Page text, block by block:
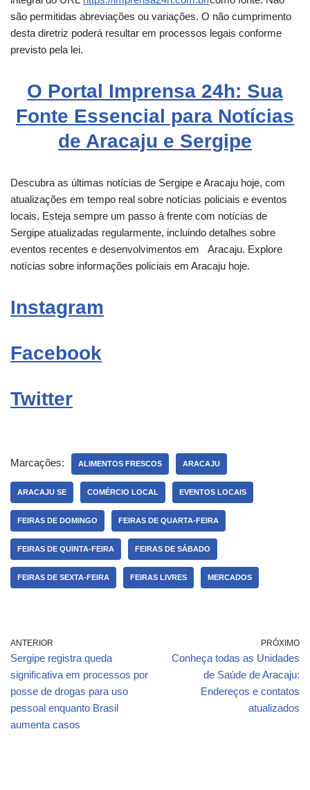
são permitidas abreviações ou variações. O não cumprimento
desta diretriz poderá resultar em processos legais conforme
previsto pela lei.
O Portal Imprensa 24h: Sua
Fonte Essencial para Notícias
de Aracaju e Sergipe
Descubra as últimas notícias de Sergipe eAracaju hoje, com
atualizações em tempo real sobre notícias policiais e eventos
locais. Esteja sempre um passo à frente com notícias de
Sergipe atualizadas regularmente, incluindo detalhes sobre
eventos recentes e desenvolvimentos em
Aracaju. Explore
notícias sobre informações policiais em Aracaju hoje.
Instagram
Facebook
Twitter
Marcações: ALIMENTOS FRESCOS ARACAJU
ARACAJU SE COMÉRCIO LOCAL EVENTOS LOCAIS
FEIRAS DE DOMINGO FEIRAS DE QUARTA-FEIRA
FEIRAS DE QUINTA-FEIRA FEIRAS DE SÁBADO
FEIRAS DE SEXTA-FEIRA FEIRAS LIVRES MERCADOS
ANTERIOR
Sergipe registra queda
significativa em processos por
posse de drogas para uso
pessoal enquanto Brasil
aumenta casos
PRÓXIMO
Conheça todas as Unidades
de Saúde de Aracaju:
Endereços e contatos
atualizados